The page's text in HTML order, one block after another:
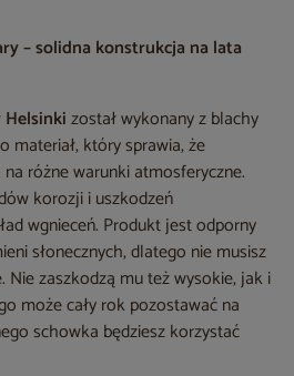
– solidna konstrukcja na lata
został wykonany z blachy
materiał, który sprawia, że
różne warunki atmosferyczne.
korozji i uszkodzeń
wgnieceń. Produkt jest odporny
słonecznych, dlatego nie musisz
Nie zaszkodzą mu też wysokie, jak i
może cały rok pozostawać na
schowka będziesz korzystać